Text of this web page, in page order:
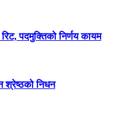
पदमुक्तिको निर्णय कायम
श्रेष्ठको निधन